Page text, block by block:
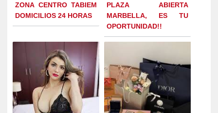
ZONA CENTRO TABIEM
DOMICILIOS 24 HORAS
PLAZA ABIERTA
MARBELLA, ES TU
OPORTUNIDAD!!